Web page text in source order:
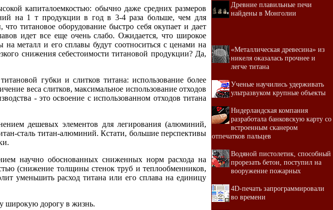
капиталоемкостью: обычно даже средних размеров
на 1 т продукции в год в 3-4 раза больше, чем для
титановое оборудование быстро себя окупает и дает
идет все еще очень слабо. Ожидается, что широкое
на металл и его сплавы будут соотноситься с ценами на
снижения себестоимости титановой продукции? Да,
губки и слитков титана: использование более
веса слитков, максимальное использование отходов
- это освоение с использованном отходов титана
дешевых элементов для легирования (алюминий,
сталь титан-алюминий. Кстати, большие перспективы
научно обоснованных сниженных норм расхода на
(снижение толщины стенок труб и теплообменников,
уменьшить расход титана или его сплава на единицу
широкую дорогу в жизнь.
Древние плавильные печи
найдены в Монголии
«Металлическая древесина» из
никеля оказалась прочнее и
легче титана
Ученые научились удерживать
ультразвуком крупные объекты
Нидерландская компания
разработала банковскую карту со
встроенным сканером
отпечатков пальцев
Водяной пистолетик, способный
прорезать бетон, поступил на
вооружение пожарных
4D-печать запрограммировали
во времени